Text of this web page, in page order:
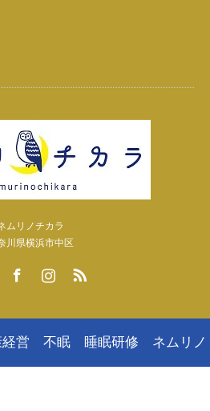
ムリノチカラ
川県横浜市中区
営 不眠 睡眠研修 ネムリノ